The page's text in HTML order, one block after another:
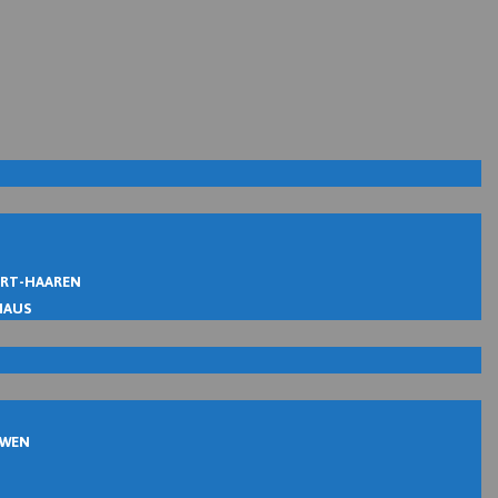
HAAREN